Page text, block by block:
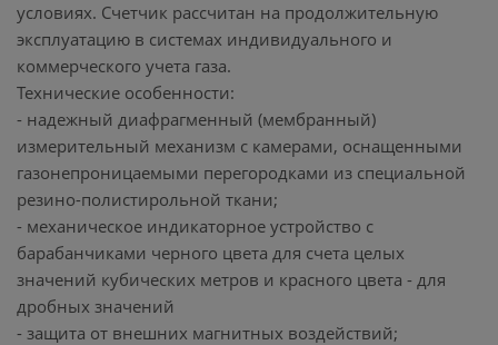
условиях. Счетчик рассчитан на продолжительную
эксплуатацию в системах индивидуального и
коммерческого учета газа.
Технические особенности:
- надежный диафрагменный (мембранный)
измерительный механизм с камерами, оснащенными
газонепроницаемыми перегородками из специальной
резино-полистирольной ткани;
- механическое индикаторное устройство с
барабанчиками черного цвета для счета целых
значений кубических метров и красного цвета - для
дробных значений
- защита от внешних магнитных воздействий;